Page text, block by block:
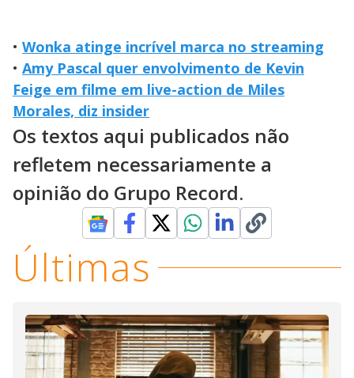
• Wonka atinge incrível marca no streaming
• Amy Pascal quer envolvimento de Kevin
Feige em filme em live-action de Miles
Morales, diz insider
Os textos aqui publicados não
refletem necessariamente a
opinião do Grupo Record.
Últimas